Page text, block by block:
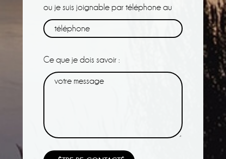
ou je suis joignable par téléphone au
Ce que je dois savoir :